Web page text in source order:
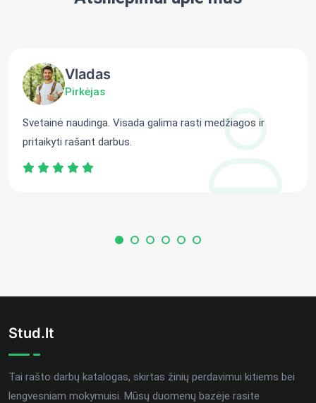
Vladas
Pirkėjas
Svetainė naudinga. Visada galima rasti medžiagos ir
pritaikyti rašant darbus.
Stud.lt
Tai rašto darbų katalogas, skirtas žinių perdavimui kitiems bei
lengvesniam mokymuisi. Mūsų duomenų bazėje rasite